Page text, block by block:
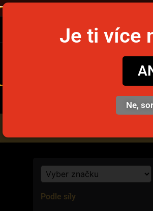
Podle síly
Je ti více
Ne,